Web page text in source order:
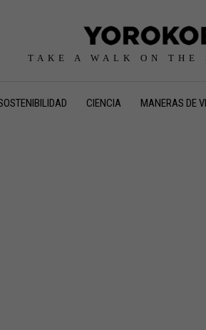
TAKE A WALK ON THE
CIENCIA MANERAS DE